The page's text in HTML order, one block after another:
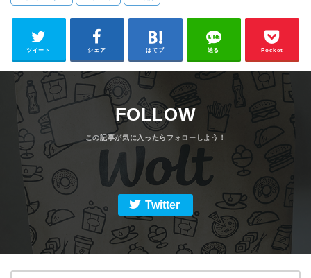
ツイート シェア はてブ 送る Pocket
FOLLOW
Twitter